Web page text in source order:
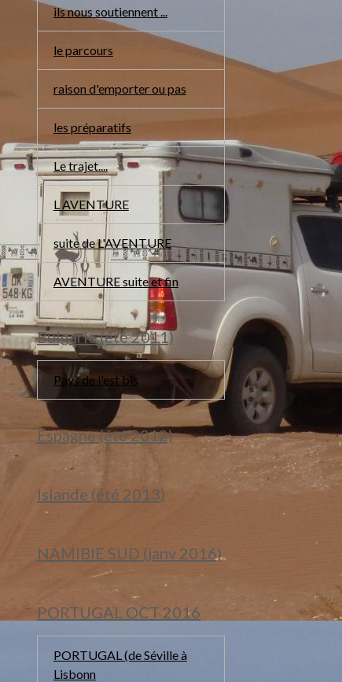
ils nous soutiennent ...
le parcours
raison d'emporter ou pas
les préparatifs
Le trajet....
L AVENTURE
suite de L'AVENTURE
AVENTURE suite et fin
Bulgarie (été 2011)
Pays de l'est bis
Espagne (été 2012)
Islande (été 2013)
NAMIBIE SUD (janv 2016)
PORTUGAL OCT 2016
PORTUGAL (de Séville à
Lisbonn